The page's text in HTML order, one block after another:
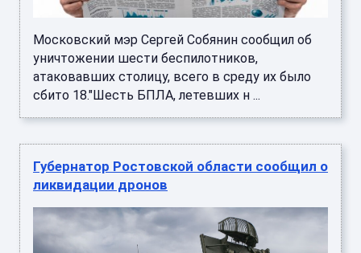
Московский мэр Сергей Собянин сообщил об
уничтожении шести беспилотников,
атаковавших столицу, всего в среду их было
сбито 18."Шесть БПЛА, летевших н ...
Губернатор Ростовской области сообщил о
ликвидации дронов